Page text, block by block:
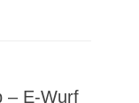
– E-Wurf